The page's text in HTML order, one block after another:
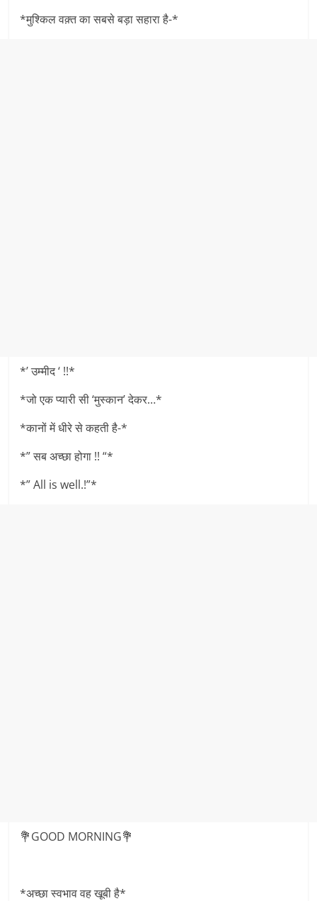
*मुश्किल वक़्त का सबसे बड़ा सहारा है-*
*’ उम्मीद ‘ !!*
*जो एक प्यारी सी ‘मुस्कान’ देकर…*
*कानों में धीरे से कहती है-*
*” सब अच्छा होगा !! “*
*” All is well.!”*
💐GOOD MORNING💐
*अच्छा स्वभाव वह खूबी है*